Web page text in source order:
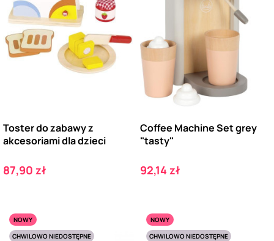
Toster do zabawy z
akcesoriami dla dzieci
Cena
87,90 zł
Coffee Machine Set grey
"tasty"
Cena
92,14 zł
NOWY
CHWILOWO NIEDOSTĘPNE
NOWY
CHWILOWO NIEDOSTĘPNE